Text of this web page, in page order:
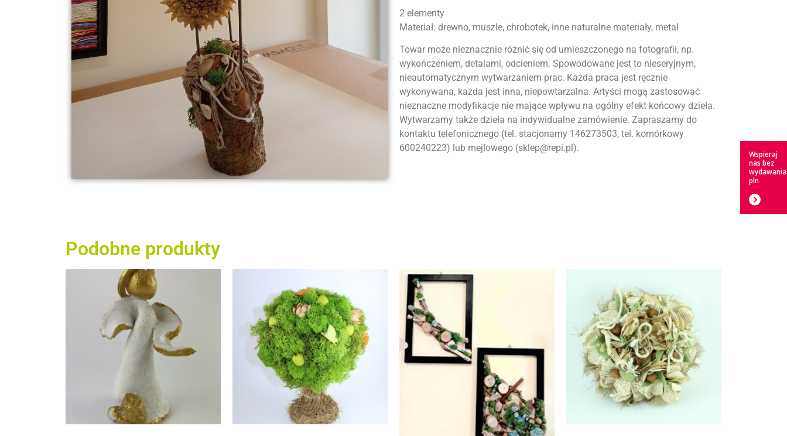
2 elementy
Materiał: drewno, muszle, chrobotek, inne naturalne materiały, metal
Towar może nieznacznie różnić się od umieszczonego na fotografii, np.
wykończeniem, detalami, odcieniem. Spowodowane jest to nieseryjnym,
nieautomatycznym wytwarzaniem prac. Każda praca jest ręcznie
wykonywana, każda jest inna, niepowtarzalna. Artyści mogą zastosować
nieznaczne modyfikacje nie mające wpływu na ogólny efekt końcowy dzieła.
Wytwarzamy także dzieła na indywidualne zamówienie. Zapraszamy do
kontaktu telefonicznego (tel. stacjonarny 146273503, tel. komórkowy
600240223) lub mejlowego (sklep@repi.pl).
Podobne produkty
Wspieraj
nas bez
wydawania
pln